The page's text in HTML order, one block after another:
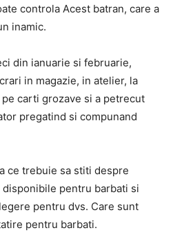
controla Acest batran, care a
inamic.
din ianuarie si februarie,
in magazie, in atelier, la
carti grozave si a petrecut
pregatind si compunand
ce trebuie sa stiti despre
pentru barbati si
pentru dvs. Care sunt
pentru barbati.